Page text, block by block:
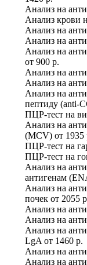
Анализ на
Анализ крови
Анализ на
Анализ на
Анализ на
от 900 р.
Анализ на
Анализ на
Анализ на
пептиду (anti-
ПЦР-тест на
Анализ на
(MCV) от 1935
ПЦР-тест на
ПЦР-тест на
Анализ на
антигенам
Анализ на
почек от 2055
Анализ на
Анализ на
Анализ на
LgA от 1460 р.
Анализ на
Анализ на